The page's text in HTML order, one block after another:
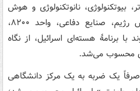
بیوتکنولوژی، نانوتکنولوژی و هوش
مصنوعی، به‌دلیل ارتباطات با ارتش رژیم، صنایع دفاعی، واحد ۸۲۰۰،
با برنامهٔ هسته‌ای اسرائیل، از نگاه
محسوب می‌شد.
یک ضربه به یک مرکز دانشگاهی